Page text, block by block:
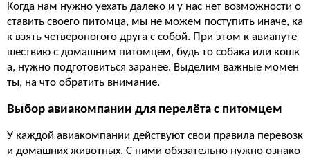
Когда нам нужно уехать далеко и у нас нет возможности о
ставить своего питомца, мы не можем поступить иначе, ка
к взять четвероногого друга с собой. При этом к авиапуте
шествию с домашним питомцем, будь то собака или кошк
а, нужно подготовиться заранее. Выделим важные момен
ты, на что обратить внимание.
Выбор авиакомпании для перелёта с питомцем
У каждой авиакомпании действуют свои правила перевозк
и домашних животных. С ними обязательно нужно ознако